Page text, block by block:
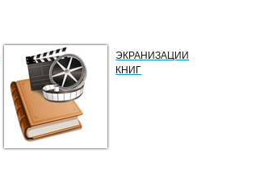
ЭКРАНИЗАЦИИ
КНИГ